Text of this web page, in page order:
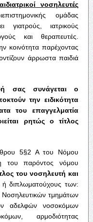
νοσηλευτές
ομάδας
γιατρούς, ιατρικούς
και θεραπευτές.
κοινότητα παρέχοντας
άρρωστα παιδιά
σας συνάγεται ο
την ειδικότητα
του επαγγελματία
ρητώς ο τίτλος
5§2 Α του Νόμου
του παρόντος νόμου
του νοσηλευτή και
ή διπλωματούχους των:
τμημάτων
αδελφών νοσοκόμων
αρμοδιότητας